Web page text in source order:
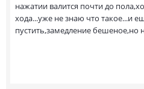
нажатии валится почти до
хода...уже не знаю что такое...и
пустить,замедление бешеное,но